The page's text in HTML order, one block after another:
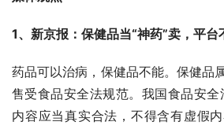
1、新京报：保健品当“神药”卖，平台
药品可以治病，保健品不能。保健品
售受食品安全法规范。我国食品安全
内容应当真实合法，不得含有虚假